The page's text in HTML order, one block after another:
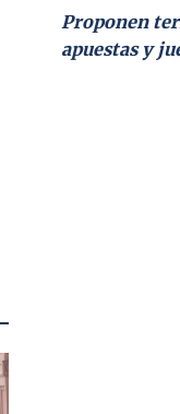
Proponen
apuestas y